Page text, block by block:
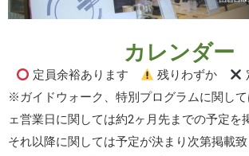
カレンダー
定員余裕あります 残りわずか
※ガイドウォーク、特別プログラムに関し
ェ営業日に関しては約2ヶ月先までの予定を
それ以降に関しては予定が決まり次第掲載致